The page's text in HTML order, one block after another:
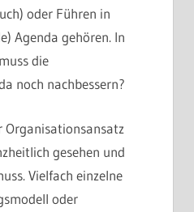
oder Führen in
Agenda gehören. In
die
noch nachbessern?
Organisationsansatz
gesehen und
Vielfach einzelne
oder